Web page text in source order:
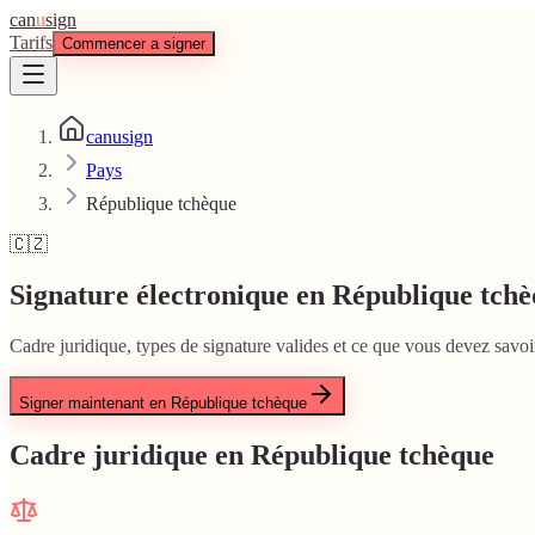
canusign
Tarifs Commencer a signer
canusign
Pays
République tchèque
🇨🇿
Signature électronique en République
Cadre juridique, types de signature valides et ce que vous devez
Signer maintenant en République tchèque
Cadre juridique en République tchèque